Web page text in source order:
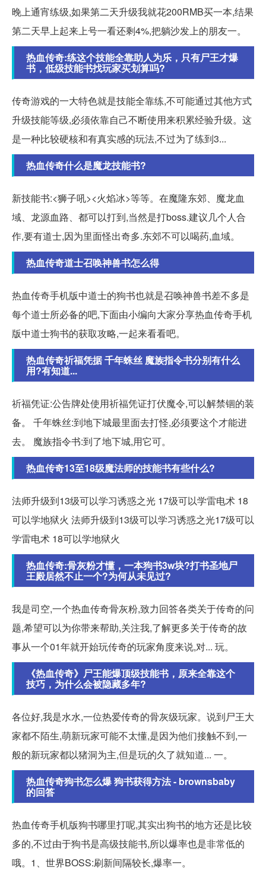
晚上通宵练级,如果第二天升级我就花200RMB买一本,结果
第二天早上起来上号一看还剩4%,把躺沙发上的朋友一。
热血传奇:练这个技能全靠助人为乐，只有尸王才爆
书，低级技能书找玩家买划算吗?
传奇游戏的一大特色就是技能全靠练,不可能通过其他方式
升级技能等级,必须依靠自己不断使用来积累经验升级。这
是一种比较硬核和有真实感的玩法,不过为了练到3...
热血传奇什么是魔龙技能书?
新技能书:<狮子吼><火焰冰>等等。在魔隆东郊、魔龙血
域、龙源血路、都可以打到,当然是打boss.建议几个人合
作,要有道士,因为里面怪出奇多.东郊不可以喝药,血域。
热血传奇道士召唤神兽书怎么得
热血传奇手机版中道士的狗书也就是召唤神兽书差不多是
每个道士所必备的吧,下面由小编向大家分享热血传奇手机
版中道士狗书的获取攻略,一起来看看吧。
热血传奇祈福凭据 千年蛛丝 魔族指令书分别有什么
用?有知道...
祈福凭证:公告牌处使用祈福凭证打伏魔令,可以解禁锢的装
备。 千年蛛丝:到地下城最里面去打怪,必须要这个才能进
去。 魔族指令书:到了地下城,用它可。
热血传奇13至18级魔法师的技能书有些什么?
法师升级到13级可以学习诱惑之光 17级可以学雷电术 18
可以学地狱火 法师升级到13级可以学习诱惑之光17级可以
学雷电术 18可以学地狱火
热血传奇:骨灰粉才懂，一本狗书3w块?打书圣地尸
王殿居然不止一个?为何从未见过?
我是司空,一个热血传奇骨灰粉,致力回答各类关于传奇的问
题,希望可以为你带来帮助,关注我,了解更多关于传奇的故
事从一个01年就开始玩传奇的玩家角度来说,对... 玩。
《热血传奇》尸王能爆顶级技能书，原来全靠这个
技巧，为什么会被隐藏多年?
各位好,我是水水,一位热爱传奇的骨灰级玩家。说到尸王大
家都不陌生,萌新玩家可能不太懂,是因为他们接触不到,一
般的新玩家都以猪洞为主,但是玩的久了就知道... 一。
热血传奇狗书怎么爆 狗书获得方法 - brownsbaby
的回答
热血传奇手机版狗书哪里打呢,其实出狗书的地方还是比较
多的,不过由于狗书是高级技能书,所以爆率也是非常低的
哦。1、世界BOSS:刷新间隔较长,爆率一。